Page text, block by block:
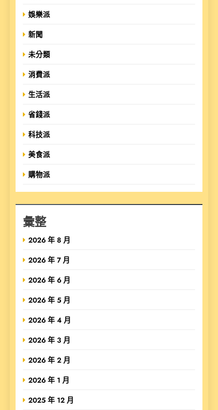
娛樂派
新聞
未分類
消費派
生活派
省錢派
科技派
美食派
購物派
彙整
2026 年 8 月
2026 年 7 月
2026 年 6 月
2026 年 5 月
2026 年 4 月
2026 年 3 月
2026 年 2 月
2026 年 1 月
2025 年 12 月